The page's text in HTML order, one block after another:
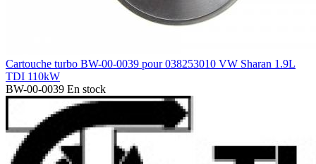
Cartouche turbo BW-00-0039 pour 038253010 VW Sharan 1.9L
TDI 110kW
BW-00-0039 En stock